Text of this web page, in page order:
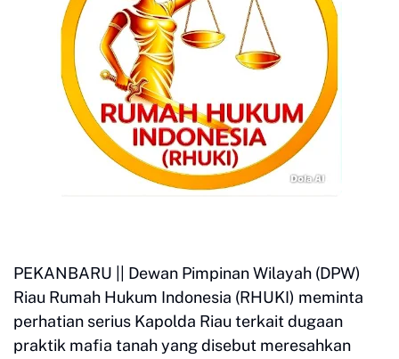
PEKANBARU || Dewan Pimpinan Wilayah (DPW)
Riau Rumah Hukum Indonesia (RHUKI) meminta
perhatian serius Kapolda Riau terkait dugaan
praktik mafia tanah yang disebut meresahkan